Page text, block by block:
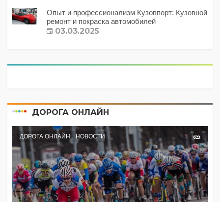
Опыт и профессионализм Кузовпорт: Кузовной
ремонт и покраска автомобилей
03.03.2025
ДОРОГА ОНЛАЙН
ДОРОГА ОНЛАЙН НОВОСТИ